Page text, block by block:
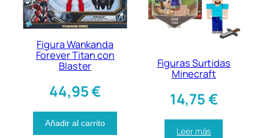
Figura Wankanda
Forever Titan con
Blaster
44,95€
Añadir al carrito
Figuras Surtidas
Minecraft
14,75€
Leer más